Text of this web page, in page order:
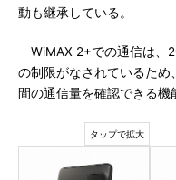
動も継承している。
WiMAX 2+での通信は、
の制限がなされているた
間の通信量を確認できる機